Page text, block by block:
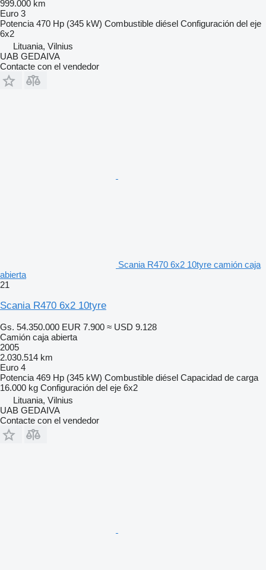
999.000 km
Euro 3
Potencia 470 Hp (345 kW) Combustible diésel Configuración del eje
6x2
Lituania, Vilnius
UAB GEDAIVA
Contacte con el vendedor
Scania R470 6x2 10tyre camión caja
abierta
21
Scania R470 6x2 10tyre
Gs. 54.350.000 EUR 7.900 ≈ USD 9.128
Camión caja abierta
2005
2.030.514 km
Euro 4
Potencia 469 Hp (345 kW) Combustible diésel Capacidad de carga
16.000 kg Configuración del eje 6x2
Lituania, Vilnius
UAB GEDAIVA
Contacte con el vendedor